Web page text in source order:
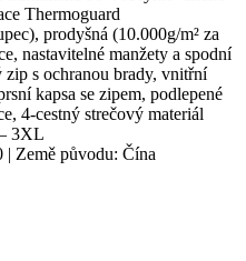
Thermoguard
prodyšná (10.000g/m² za
nastavitelné manžety a spodní
s ochranou brady, vnitřní
kapsa se zipem, podlepené
4-cestný strečový materiál
3XL
| Země původu: Čína